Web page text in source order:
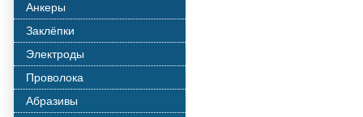
Анкеры
Заклёпки
Электроды
Проволока
Абразивы